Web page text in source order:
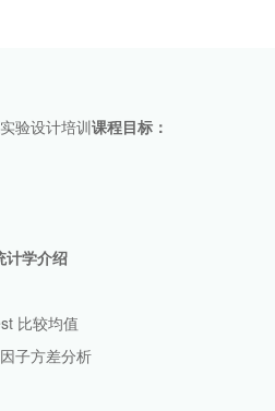
验设计培训课程目标：
计学介绍
比较均值
子方差分析